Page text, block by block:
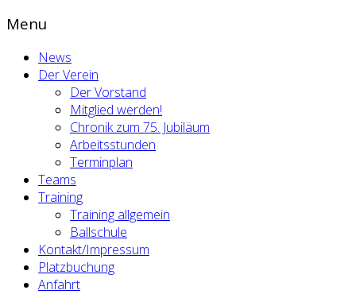
Menu
News
Der Verein
Der Vorstand
Mitglied werden!
Chronik zum 75. Jubiläum
Arbeitsstunden
Terminplan
Teams
Training
Training allgemein
Ballschule
Kontakt/Impressum
Platzbuchung
Anfahrt